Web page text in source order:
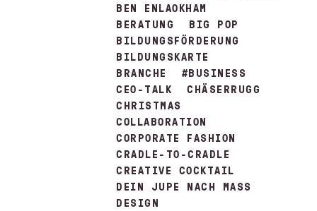
BEN ENLAOKHAM
BERATUNG
BIG POP
BILDUNGSFÖRDERUNG
BILDUNGSKARTE
BRANCHE
#BUSINESS
CEO-TALK
CHÄSERRUGG
CHRISTMAS
COLLABORATION
CORPORATE FASHION
CRADLE-TO-CRADLE
CREATIVE COCKTAIL
DEIN JUPE NACH MASS
DESIGN